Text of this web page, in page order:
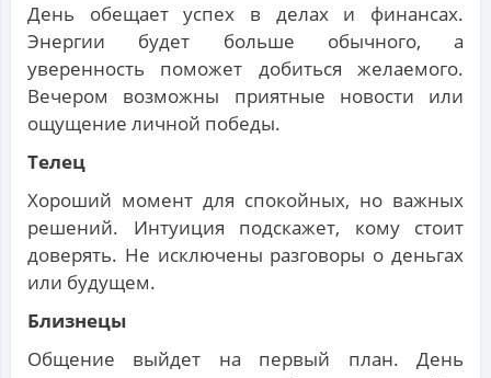
День обещает успех в делах и финансах.
Энергии будет больше обычного, а
уверенность поможет добиться желаемого.
Вечером возможны приятные новости или
ощущение личной победы.
Телец
Хороший момент для спокойных, но важных
решений. Интуиция подскажет, кому стоит
доверять. Не исключены разговоры о деньгах
или будущем.
Близнецы
Общение выйдет на первый план. День